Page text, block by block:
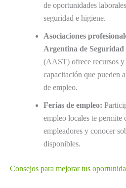
de oportunidades
seguridad e higiene.
Asociaciones
Argentina de
(AAST) ofrece recursos y
capacitación que pueden
de empleo.
Ferias de empleo:
empleo locales te permite
empleadores y conocer
disponibles.
Consejos para mejorar tus